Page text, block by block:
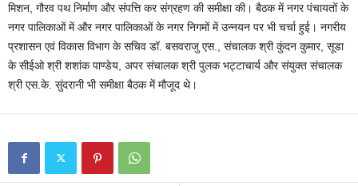
मिशन, गौरव पथ निर्माण और संपत्ति कर संग्रहण की समीक्षा की। बैठक में नगर पंचायतों के
नगर पालिकाओं में और नगर पालिकाओं के नगर निगमों में उन्नयन पर भी चर्चा हुई। नगरीय
प्रशासन एवं विकास विभाग के सचिव डॉ. बसवराजु एस., संचालक श्री कुंदन कुमार, सूडा
के सीईओ श्री शशांक पाण्डेय, अपर संचालक श्री पुलक भट्टाचार्य और संयुक्त संचालक
श्री एस.के. सुंदरानी भी समीक्षा बैठक में मौजूद थे।